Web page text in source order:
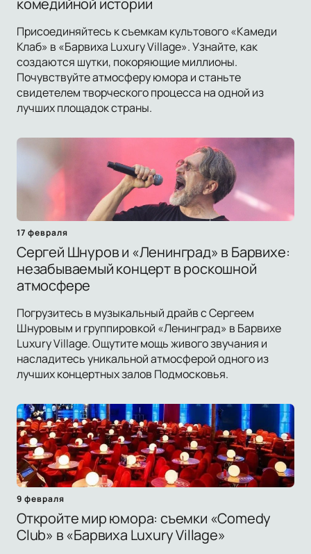
комедийной истории
Присоединяйтесь к съемкам культового «Камеди
Клаб» в «Барвиха Luxury Village». Узнайте, как
создаются шутки, покоряющие миллионы.
Почувствуйте атмосферу юмора и станьте
свидетелем творческого процесса на одной из
лучших площадок страны.
17 февраля
Сергей Шнуров и «Ленинград» в Барвихе:
незабываемый концерт в роскошной
атмосфере
Погрузитесь в музыкальный драйв с Сергеем
Шнуровым и группировкой «Ленинград» в Барвихе
Luxury Village. Ощутите мощь живого звучания и
насладитесь уникальной атмосферой одного из
лучших концертных залов Подмосковья.
9 февраля
Откройте мир юмора: съемки «Comedy
Club» в «Барвиха Luxury Village»